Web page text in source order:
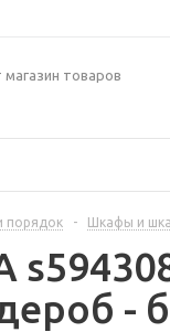
товаров
порядок - Шкафы и
-